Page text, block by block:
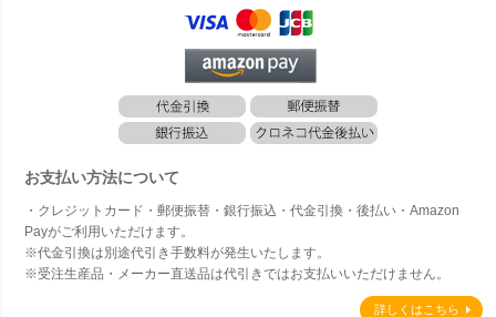
お支払い方法について
・クレジットカード・郵便振替・銀行振込・代金引換・後払い・Amazon
Payがご利用いただけます。
※代金引換は別途代引き手数料が発生いたします。
※受注生産品・メーカー直送品は代引きではお支払いいただけません。
詳しくはこちら